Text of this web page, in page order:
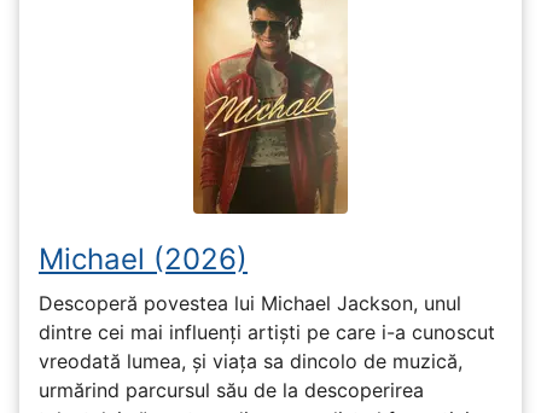
Michael (2026)
Descoperă povestea lui Michael Jackson, unul
dintre cei mai influenți artiști pe care i-a cunoscut
vreodată lumea, și viața sa dincolo de muzică,
urmărind parcursul său de la descoperirea